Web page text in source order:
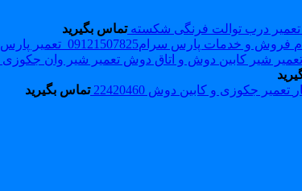
تعمیر درب توالت فرنگی شکسته تماس بگیرید
فروش و خدمات پارس سرام09121507825_تعمیر پارس سرام
تعمیر جکوزی و کابین دوش 22420460
تماس بگیرید